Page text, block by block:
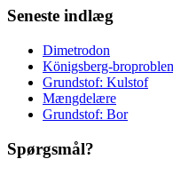
Seneste indlæg
Dimetrodon
Königsberg-
Grundstof: Kulstof
Mængdelære
Grundstof: Bor
Spørgsmål?